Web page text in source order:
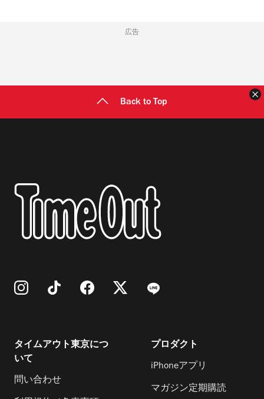
広告
Back to Top
タイムアウト東京につ
いて
問い合わせ
プロダクト
iPhoneアプリ
マガジン定期購読